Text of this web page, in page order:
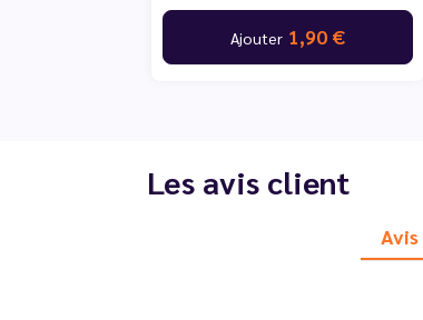
Ajouter 1,90 €
Les avis client
Avis